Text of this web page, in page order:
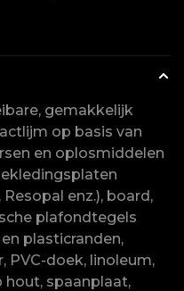
gemakkelijk
op basis van
en oplosmiddelen
enz.), board,
plafondtegels
plasticranden,
PVC-doek, linoleum,
hout, spaanplaat,